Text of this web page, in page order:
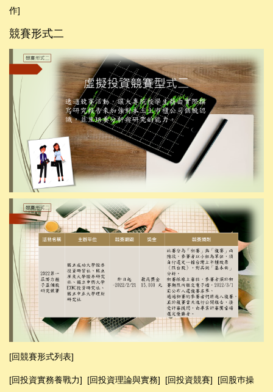
作]
競賽形式二
[回競賽形式列表]
[回投資實務養戰力] [回投資理論與實務] [回投資競賽] [回股巿操